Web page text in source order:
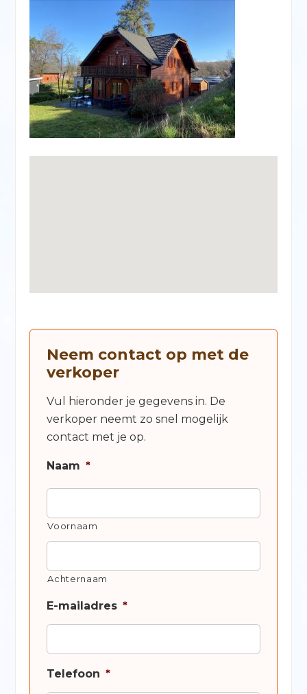
Neem contact op met de
verkoper
Vul hieronder je gegevens in. De
verkoper neemt zo snel mogelijk
contact met je op.
Naam *
Voornaam
Achternaam
E-mailadres *
Telefoon *